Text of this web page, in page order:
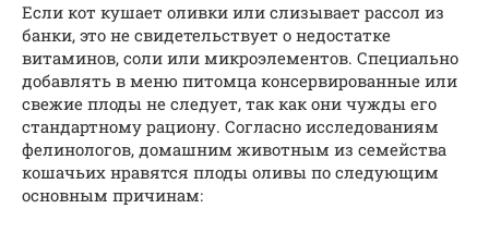
Если кот кушает оливки или слизывает рассол из
банки, это не свидетельствует о недостатке
витаминов, соли или микроэлементов. Специально
добавлять в меню питомца консервированные или
свежие плоды не следует, так как они чужды его
стандартному рациону. Согласно исследованиям
фелинологов, домашним животным из семейства
кошачьих нравятся плоды оливы по следующим
основным причинам: